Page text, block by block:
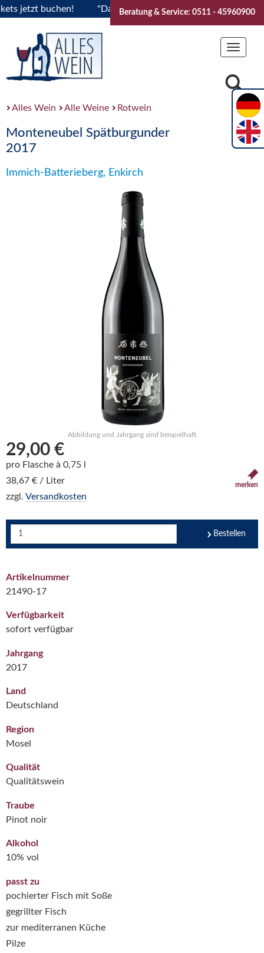
jetzt buchen! "Das Sommerfest 2026" Vive la
Beratung & Service: 0511 - 45960900
Toggle
Alles Wein Alle Weine Rotwein
Monteneubel Spätburgunder
2017
Immich-Batterieberg, Enkirch
Abbildung und Jahrgang sind beispielhaft
29,00 €
pro Flasche à 0,75 l
38,67 € / Liter
zzgl. Versandkosten
merken
Bestellen
Artikelnummer
21490-17
Verfügbarkeit
sofort verfügbar
Jahrgang
2017
Land
Deutschland
Region
Mosel
Qualität
Qualitätswein
Traube
Pinot noir
Alkohol
10% vol
passt zu
pochierter Fisch mit Soße
gegrillter Fisch
zur mediterranen Küche
Pilze